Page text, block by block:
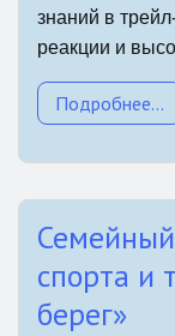
знаний в
реакции и
Подробнее...
спорта и
берег»